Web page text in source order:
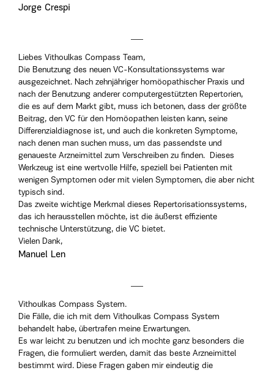
Jorge Crespi
Liebes Vithoulkas Compass Team,
Die Benutzung des neuen VC-Konsultationssystems war
ausgezeichnet. Nach zehnjähriger homöopathischer Praxis und
nach der Benutzung anderer computergestützten Repertorien,
die es auf dem Markt gibt, muss ich betonen, dass der größte
Beitrag, den VC für den Homöopathen leisten kann, seine
Differenzialdiagnose ist, und auch die konkreten Symptome,
nach denen man suchen muss, um das passendste und
genaueste Arzneimittel zum Verschreiben zu finden. Dieses
Werkzeug ist eine wertvolle Hilfe, speziell bei Patienten mit
wenigen Symptomen oder mit vielen Symptomen, die aber nicht
typisch sind.
Das zweite wichtige Merkmal dieses Repertorisationssystems,
das ich herausstellen möchte, ist die äußerst effiziente
technische Unterstützung, die VC bietet.
Vielen Dank,
Manuel Len
Vithoulkas Compass System.
Die Fälle, die ich mit dem Vithoulkas Compass System
behandelt habe, übertrafen meine Erwartungen.
Es war leicht zu benutzen und ich mochte ganz besonders die
Fragen, die formuliert werden, damit das beste Arzneimittel
bestimmt wird. Diese Fragen gaben mir eindeutig die